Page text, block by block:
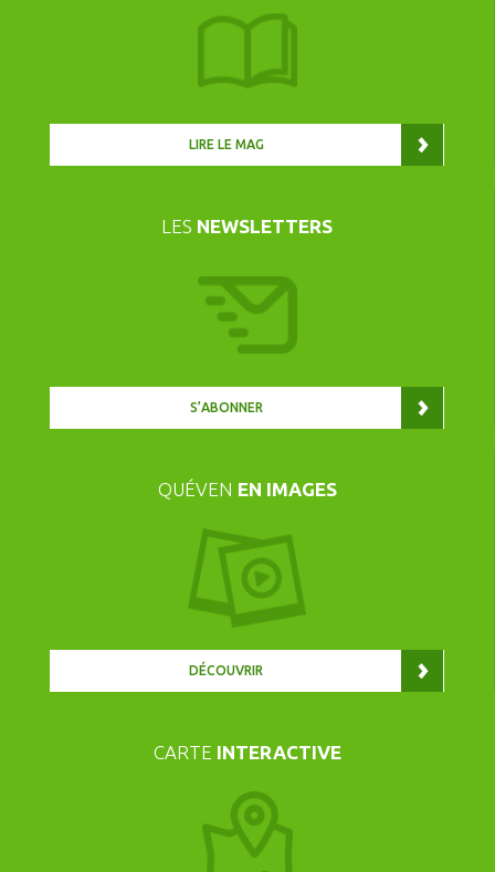
LIRE LE MAG
LES NEWSLETTERS
S’ABONNER
QUÉVEN EN IMAGES
DÉCOUVRIR
CARTE INTERACTIVE